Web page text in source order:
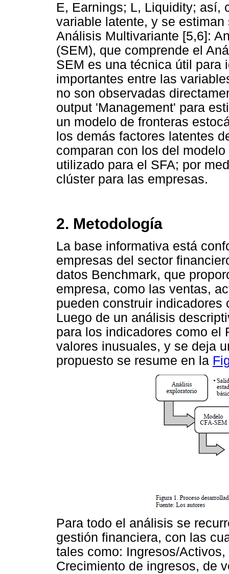
E, Earnings; L, Liquidity; así,
variable latente, y se
Análisis Multivariante [5,6]:
(SEM), que comprende el
SEM es una técnica útil para
importantes entre las
no son observadas
output 'Management' para
un modelo de fronteras
los demás factores latentes
comparan con los del
utilizado para el SFA; por
clúster para las empresas.
2. Metodología
La base informativa está
empresas del sector
datos Benchmark, que
empresa, como las ventas,
pueden construir
Luego de un análisis
para los indicadores como el
valores inusuales, y se deja
propuesto se resume en la
Para todo el análisis se
gestión financiera, con las
tales como: Ingresos/
Crecimiento de ingresos, de